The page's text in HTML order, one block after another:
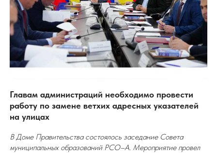
Главам администраций необходимо провести
работу по замене ветхих адресных указателей
на улицах
В Доме Правительства состоялось заседание Совета
муниципальных образований РСО–А. Мероприятие провел